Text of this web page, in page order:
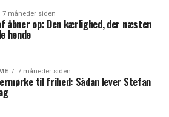
7 måneder siden
åbner op: Den kærlighed, der næsten
hende
7 måneder siden
til frihed: Sådan lever Stefan